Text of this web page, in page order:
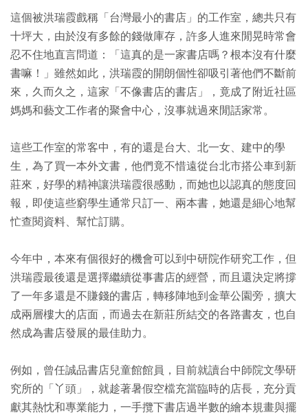
這個被洪瑞霞戲稱「台灣最小的書店」的工作室，總共只有
十坪大，由於沒有多餘的錢做庫存，許多人進來閒晃時常會
忍不住地直言問道：「這真的是一家書店嗎？根本沒有什麼
書嘛！」雖然如此，洪瑞霞的開朗個性卻吸引著他們不斷前
來，久而久之，這家「不像書店的書店」，竟成了附近社區
媽媽和藝文工作者的聚會中心，沒事就過來閒話家常。
這些工作室的常客中，有的還是台大、北一女、建中的學
生，為了買一本外文書，他們竟不惜遠從台北市搭公車到新
莊來，好學的精神讓洪瑞霞很感動，而她也以認真的態度回
報，即使這些窮學生通常只訂一、兩本書，她還是細心地幫
忙查閱資料、幫忙訂購。
今年中，本來有個很好的機會可以到中研院作研究工作，但
洪瑞霞最後還是選擇繼續從事書店的經營，而且還決定將撐
了一年多還是不賺錢的書店，轉移陣地到金華公園旁，擴大
成兩層樓大的店面，而過去在新莊所結交的各路書友，也自
然成為書店發展的最佳助力。
例如，曾任誠品書店兒童館館員，目前就讀台中師院文學研
究所的「丫頭」，就趁著暑假空檔充當臨時的店長，充分貢
獻其熱忱和專業能力，一手攬下書店過半數的繪本規畫與擺